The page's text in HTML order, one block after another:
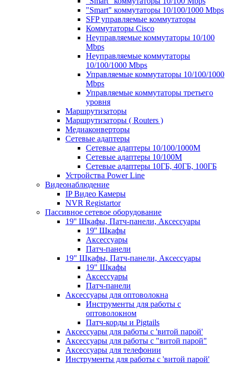
"Smart" коммутаторы 10/100/1000 Mbps
SFP управляемые коммутаторы
Коммутаторы Cisco
Неуправляемые коммутаторы 10/100
Mbps
Неуправляемые коммутаторы
10/100/1000 Mbps
Управляемые коммутаторы 10/100/1000
Mbps
Управляемые коммутаторы третьего
уровня
Маршрутизаторы
Маршрутизаторы ( Routers )
Медиаконверторы
Сетевые адаптеры
Сетевые адаптеры 10/100/1000М
Сетевые адаптеры 10/100M
Сетевые адаптеры 10ГБ, 40ГБ, 100ГБ
Устройства Power Line
Видеонаблюдение
IP Видео Камеры
NVR Registartor
Пассивное сетевое оборудование
19'' Шкафы, Патч-панели, Аксессуары
19'' Шкафы
Аксессуары
Патч-панели
19" Шкафы, Патч-панели, Аксессуары
19" Шкафы
Аксессуары
Патч-панели
Аксессуары для оптоволокна
Инструменты для работы с
оптоволокном
Патч-корды и Pigtails
Аксессуары для работы с 'витой парой'
Аксессуары для работы с "витой парой"
Аксессуары для телефонии
Инструменты для работы с 'витой парой'